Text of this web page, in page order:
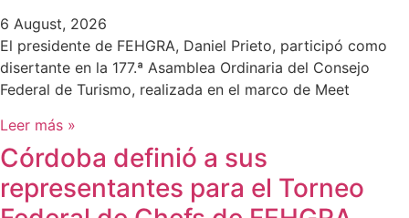
6 August, 2026
El presidente de FEHGRA, Daniel Prieto, participó como
disertante en la 177.ª Asamblea Ordinaria del Consejo
Federal de Turismo, realizada en el marco de Meet
Leer más »
Córdoba definió a sus
representantes para el Torneo